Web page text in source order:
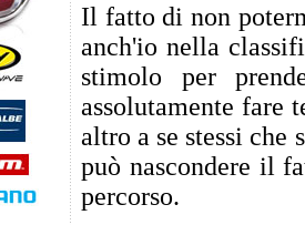
Il fatto di non
anch'io nella
stimolo per
assolutamente fare
altro a se stessi
può nascondere il
percorso.